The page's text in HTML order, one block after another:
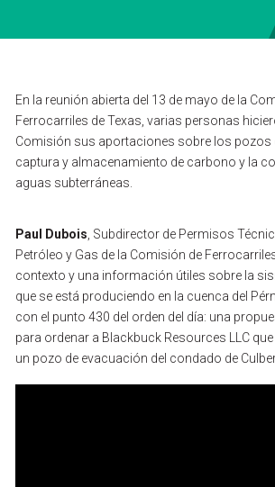
ENGLISH
En la reunión abierta del 13 de mayo de la
Ferrocarriles deTexas, varias personas
Comisión sus aportaciones sobre los pozos
captura y almacenamiento de carbono y la
aguas subterráneas.
Paul Dubois Subdirector de Permisos
Petróleo y Gas de la Comisión de
contexto y una información útiles sobre la
que se está produciendo en la cuenca del
con el punto 430 del orden del día: una
para ordenar a Blackbuck Resources LLC que
un pozo de evacuación del condado de